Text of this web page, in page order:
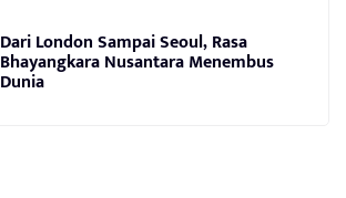
Dari London Sampai Seoul, Rasa
Bhayangkara Nusantara Menembus
Dunia